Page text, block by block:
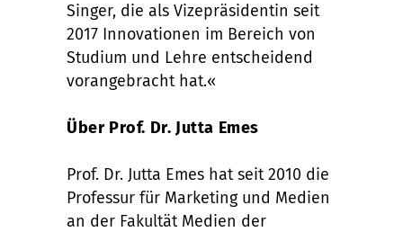
Singer, die als Vizepräsidentin seit
2017 Innovationen im Bereich von
Studium und Lehre entscheidend
vorangebracht hat.«
Über Prof. Dr. Jutta Emes
Prof. Dr. Jutta Emes hat seit 2010 die
Professur für Marketing und Medien
an der Fakultät Medien der